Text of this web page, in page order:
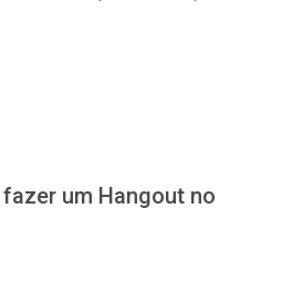
um Hangout no